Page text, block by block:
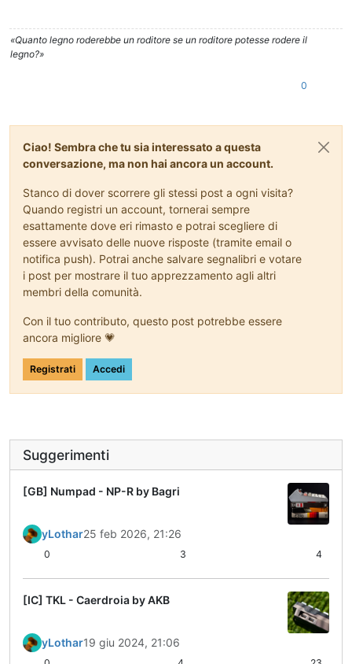
«Quanto legno roderebbe un roditore se un roditore potesse rodere il
legno?»
0
Ciao! Sembra che tu sia interessato a questa
conversazione, ma non hai ancora un account.
Stanco di dover scorrere gli stessi post a ogni visita?
Quando registri un account, tornerai sempre
esattamente dove eri rimasto e potrai scegliere di
essere avvisato delle nuove risposte (tramite email o
notifica push). Potrai anche salvare segnalibri e votare
i post per mostrare il tuo apprezzamento agli altri
membri della comunità.
Con il tuo contributo, questo post potrebbe essere
ancora migliore 💗
Registrati Accedi
Suggerimenti
[GB] Numpad - NP-R by Bagri
yLothar25 feb 2026, 21:26
0 3 4
[IC] TKL - Caerdroia by AKB
yLothar19 giu 2024, 21:06